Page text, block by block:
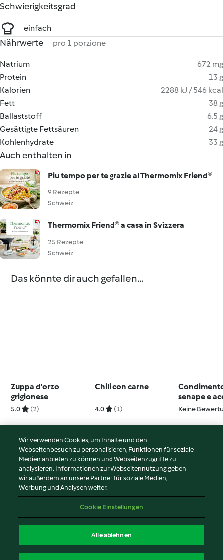
Schwierigkeitsgrad
einfach
Nährwerte pro 1 porzione
Natrium
672 mg
Protein
13 g
Kalorien
2288 kJ / 546 kcal
Fett
38 g
Ballaststoff
6.5 g
Gesättigte Fettsäuren
24 g
Kohlenhydrate
33 g
Auch enthalten in
Piu tempo per te grazie al Thermomix Friend®
9 Rezepte
Schweiz
Thermomix Friend® a casa in Svizzera
25 Rezepte
Schweiz
Das könnte dir auch gefallen...
Zuppa d'orzo
grigionese
5.0 (2)
Chili con carne
4.0 (1)
senape e
balsamico
Keine
© Copyright 2026
Nutzungsbedingungen
Datenschutzrichtlinien
Impressum
Inhalt melden
Wir verwenden Cookies, um Inhalte und den
Webseitenbesuch zu personalisieren, Funktionen für soziale
Medien anbieten zu können und Webseitenzugriffe zu
analysieren. Informationen zur Webseitennutzung geben
wir außerdem an unsere Partner für soziale Medien,
Werbung und Analysen weiter.
Cookie Einstellungen
Alle ablehnen